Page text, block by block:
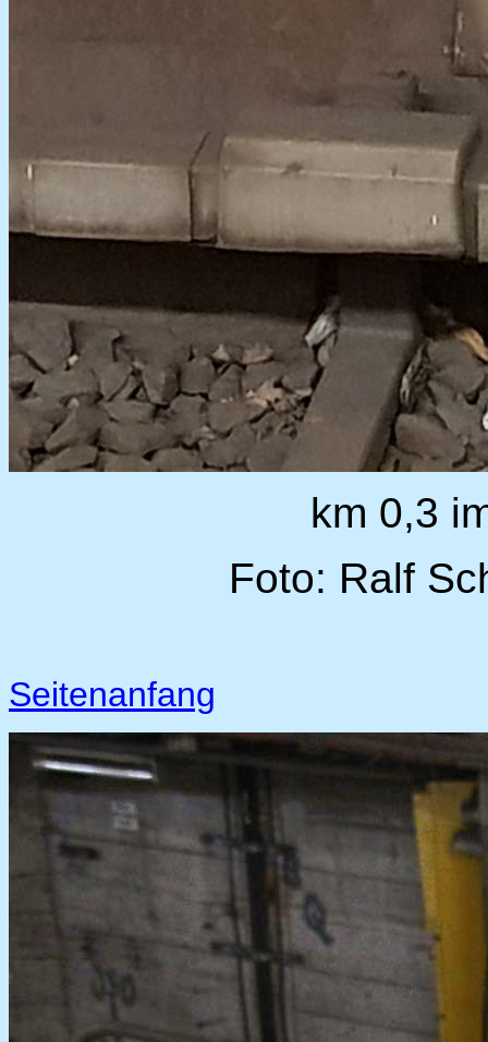
km 0,3
Foto: Ralf
Seitenanfang